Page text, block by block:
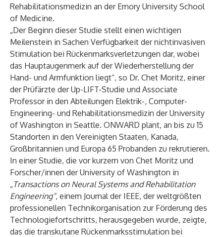
Rehabilitationsmedizin an der Emory University School
of Medicine.
„Der Beginn dieser Studie stellt einen wichtigen
Meilenstein in Sachen Verfügbarkeit der nichtinvasiven
Stimulation bei Rückenmarksverletzungen dar, wobei
das Hauptaugenmerk auf der Wiederherstellung der
Hand- und Armfunktion liegt“, so Dr. Chet Moritz, einer
der Prüfärzte der Up-LIFT-Studie und Associate
Professor in den Abteilungen Elektrik-, Computer-
Engineering- und Rehabilitationsmedizin der University
of Washington in Seattle. ONWARD plant, an bis zu 15
Standorten in den Vereinigten Staaten, Kanada,
Großbritannien und Europa 65 Probanden zu rekrutieren.
In einerStudie, die vor kurzem von Chet Moritz und
Forscher/innen der University of Washington in
„Transactions on Neural Systems and Rehabilitation
Engineering“, einem Journal der IEEE, der weltgrößten
professionellen Technikorganisation zur Förderung des
Technologiefortschritts, herausgegeben wurde, zeigte,
das die transkutane Rückenmarksstimulation bei